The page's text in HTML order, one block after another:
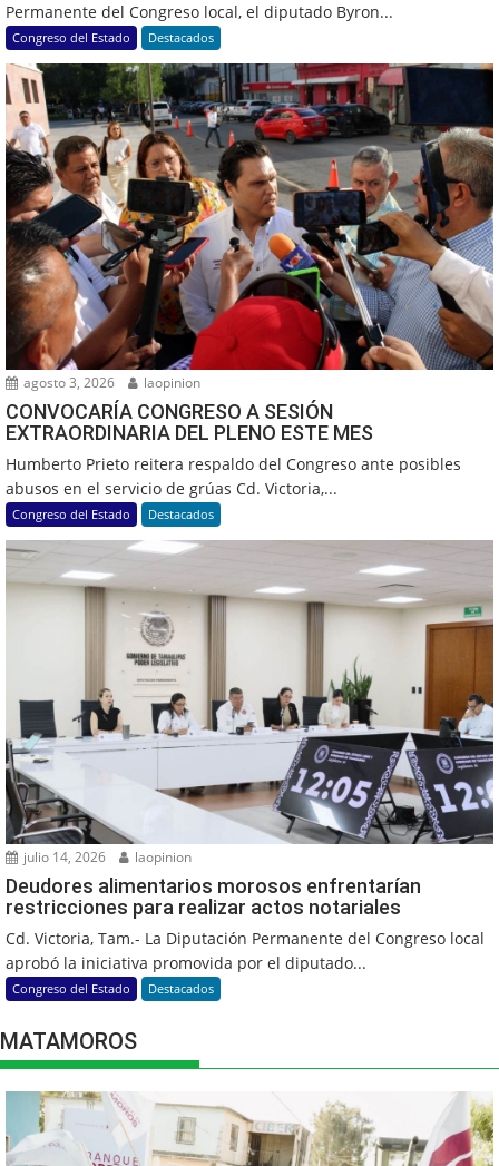
Permanente del Congreso local, el diputado Byron...
Congreso del Estado Destacados
agosto 3, 2026 laopinion
CONVOCARÍA CONGRESO A SESIÓN
EXTRAORDINARIA DEL PLENO ESTE MES
Humberto Prieto reitera respaldo del Congreso ante posibles
abusos en el servicio de grúas Cd. Victoria,...
Congreso del Estado Destacados
julio 14, 2026 laopinion
Deudores alimentarios morosos enfrentarían
restricciones para realizar actos notariales
Cd. Victoria, Tam.- La Diputación Permanente del Congreso local
aprobó la iniciativa promovida por el diputado...
Congreso del Estado Destacados
MATAMOROS